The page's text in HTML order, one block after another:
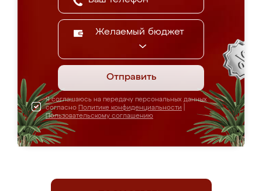
Желаемый бюджет
Отправить
Я соглашаюсь на передачу персональных данных
согласно Политике конфиденциальности
Пользовательскому соглашению